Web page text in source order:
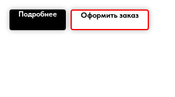
Подробнее Оформить заказ